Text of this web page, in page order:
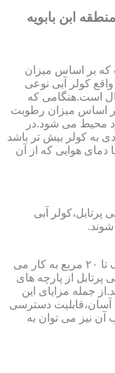
ابن بابویه
که بر اساس میزان
کولر آبی نوعی
است.هنگامی که
اساس میزان رطوبت
محیط می شود.در
به کولر بیش تر باشد
دمای هوایی که از آن
پرتابل،کولر آبی
این نوع کولر ها معمولا برای فضا های کوچک تا ۲۰ مربع به کار می
پرتابل از پارچه های
جمله مزایای این
آسان،قابلیت دسترسی
نیز می توان به